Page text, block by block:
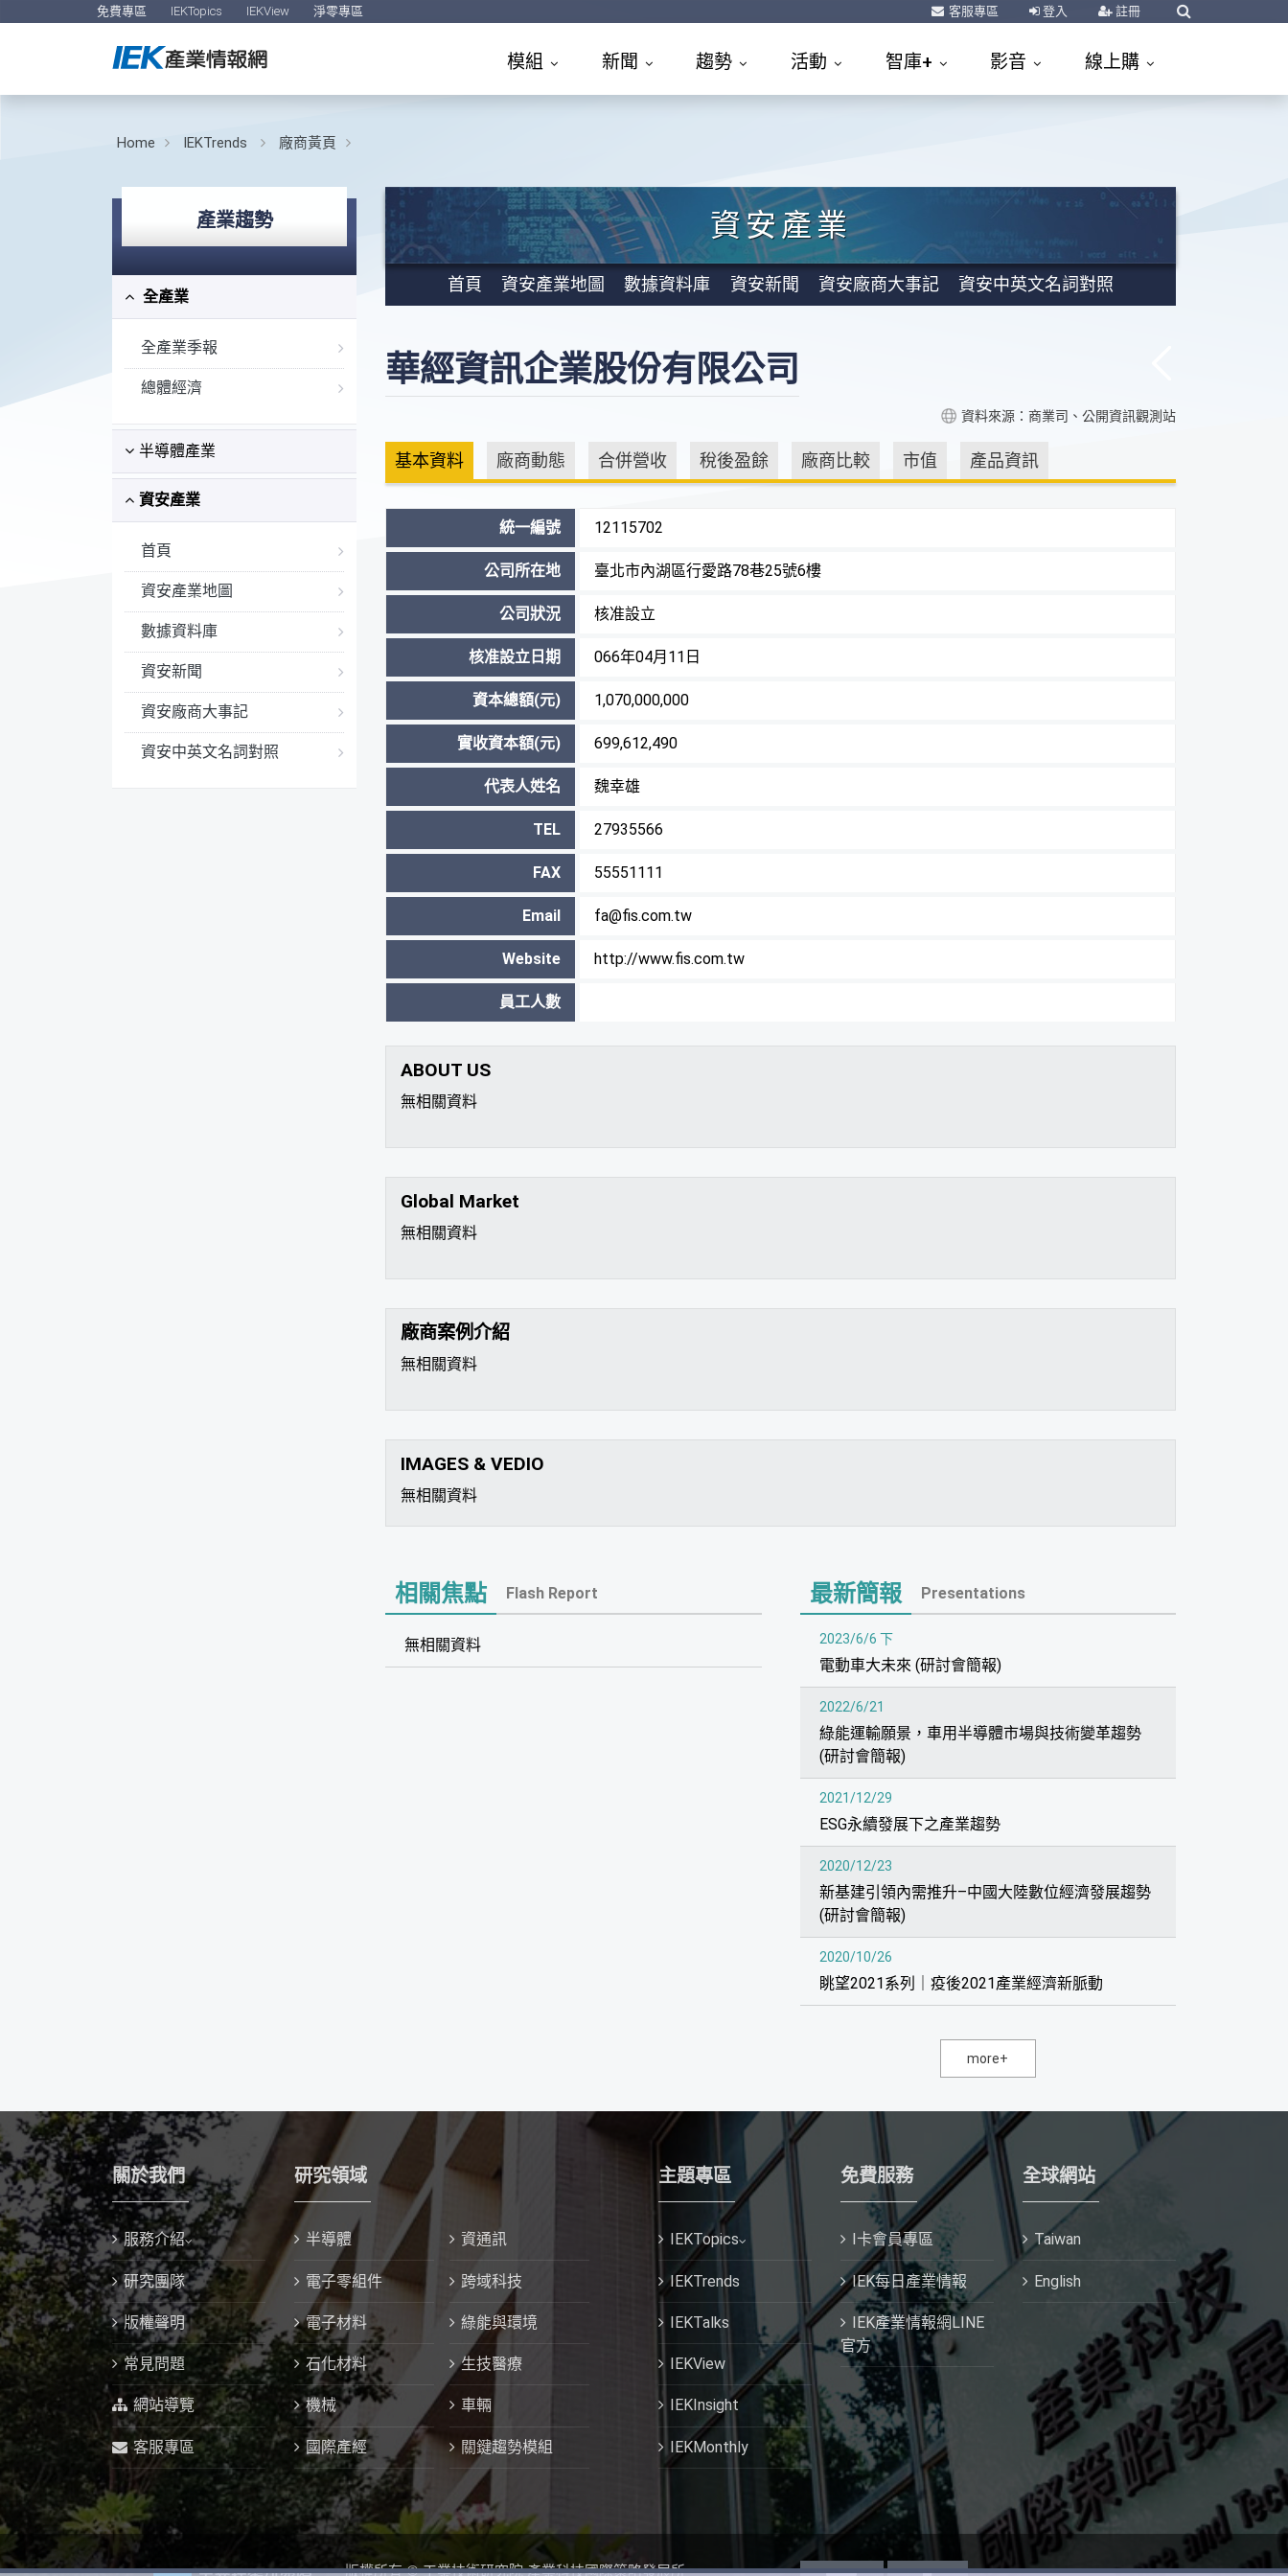
免費專區 IEKTopics IEKView 淨零專區 客服專區 登入 註冊
模組 新聞 趨勢 活動 智庫+ 影音 線上購
Home IEKTrends 廠商黃頁
產業趨勢
全產業
全產業季報
總體經濟
半導體產業
資安產業
首頁
資安產業地圖
數據資料庫
資安新聞
資安廠商大事記
資安中英文名詞對照
資安產業
首頁 資安產業地圖 數據資料庫 資安新聞 資安廠商大事記 資安中英文名詞對照
華經資訊企業股份有限公司
資料來源：商業司、公開資訊觀測站
基本資料 廠商動態 合併營收 稅後盈餘 廠商比較 市值 產品資訊
統一編號 12115702
公司所在地 臺北市內湖區行愛路78巷25號6樓
公司狀況 核准設立
核准設立日期 066年04月11日
資本總額(元) 1,070,000,000
實收資本額(元) 699,612,490
代表人姓名 魏幸雄
TEL 27935566
FAX 55551111
Email fa@fis.com.tw
Website http://www.fis.com.tw
員工人數
ABOUT US
無相關資料
Global Market
無相關資料
廠商案例介紹
無相關資料
IMAGES & VEDIO
無相關資料
相關焦點 Flash Report
無相關資料
最新簡報 Presentations
2023/6/6 下
電動車大未來 (研討會簡報)
2022/6/21
綠能運輸願景，車用半導體市場與技術變革趨勢
(研討會簡報)
2021/12/29
ESG永續發展下之產業趨勢
2020/12/23
新基建引領內需推升–中國大陸數位經濟發展趨勢
(研討會簡報)
2020/10/26
眺望2021系列｜疫後2021產業經濟新脈動
more+
關於我們
服務介紹
研究團隊
版權聲明
常見問題
網站導覽
客服專區
研究領域
半導體 資通訊
電子零組件 跨域科技
電子材料 綠能與環境
石化材料 生技醫療
機械 車輛
國際產經 關鍵趨勢模組
主題專區
IEKTopics
IEKTrends
IEKTalks
IEKView
IEKInsight
IEKMonthly
免費服務
I卡會員專區
IEK每日產業情報
IEK產業情報網LINE
官方
全球網站
Taiwan
English
版權所有 © 工業技術研究院 產業科技國際策略發展所